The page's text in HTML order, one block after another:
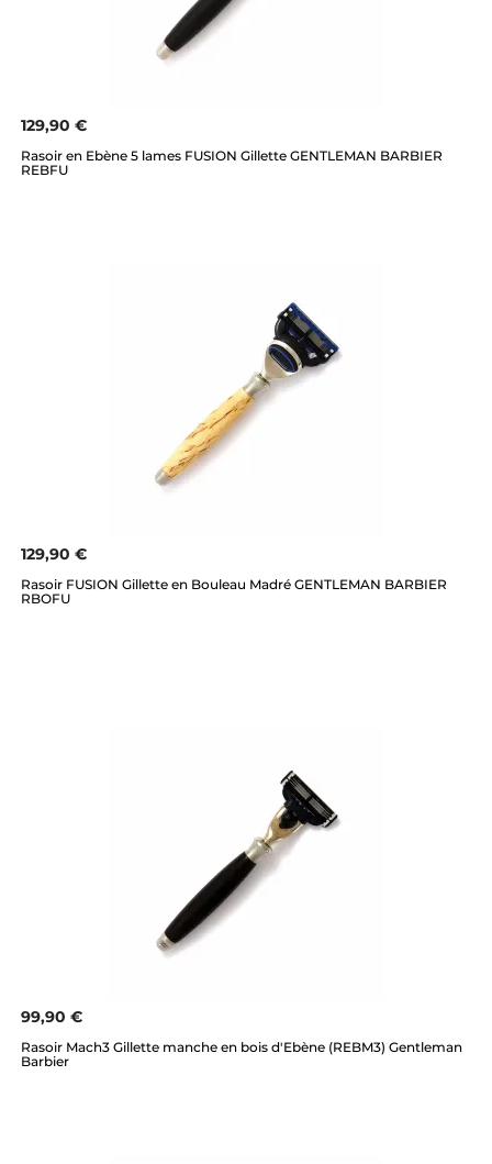
129,90 €
Rasoir en Ebène 5 lames FUSION Gillette GENTLEMAN BARBIER
REBFU
129,90 €
Rasoir FUSION Gillette en Bouleau Madré GENTLEMAN BARBIER
RBOFU
99,90 €
Rasoir Mach3 Gillette manche en bois d'Ebène (REBM3) Gentleman
Barbier